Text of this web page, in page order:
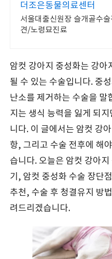
더조은동물의료센터
서울대출신원장 슬개골수
견/노령묘진료
암컷 강아지 중성화는 강아
될 수 있는 수술입니다. 중
난소를 제거하는 수술을 말
지는 생식 능력을 잃게 되
니다. 이 글에서는 암컷 강
항, 그리고 수술 전후에 해
습니다. 오늘은 암컷 강아
기, 암컷 중성화 수술 장단
추천, 수술 후 청결유지 방
려드리겠습니다.